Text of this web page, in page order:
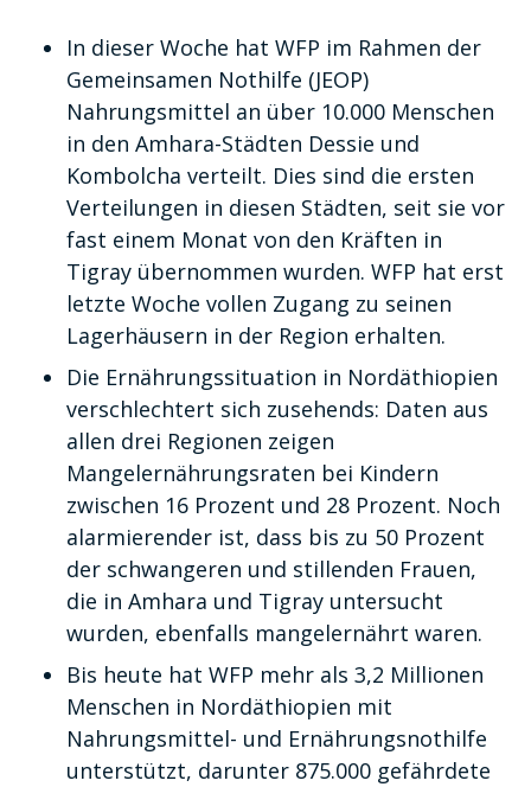
In dieser Woche hat WFP im Rahmen der
Gemeinsamen Nothilfe (JEOP)
Nahrungsmittel an über 10.000 Menschen
in den Amhara-Städten Dessie und
Kombolcha verteilt. Dies sind die ersten
Verteilungen in diesen Städten, seit sie vor
fast einem Monat von den Kräften in
Tigray übernommen wurden. WFP hat erst
letzte Woche vollen Zugang zu seinen
Lagerhäusern in der Region erhalten.
Die Ernährungssituation in Nordäthiopien
verschlechtert sich zusehends: Daten aus
allen drei Regionen zeigen
Mangelernährungsraten bei Kindern
zwischen 16 Prozent und 28 Prozent. Noch
alarmierender ist, dass bis zu 50 Prozent
der schwangeren und stillenden Frauen,
die in Amhara und Tigray untersucht
wurden, ebenfalls mangelernährt waren.
Bis heute hat WFP mehr als 3,2 Millionen
Menschen in Nordäthiopien mit
Nahrungsmittel- und Ernährungsnothilfe
unterstützt, darunter 875.000 gefährdete